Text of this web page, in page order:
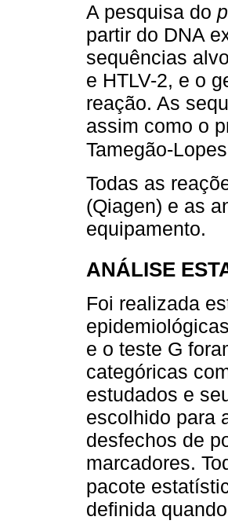
A pesquisa do
partir do DNA
sequências
e HTLV-2, e o
reação. As
assim como o
Tamegão-
Todas as
(Qiagen) e as
equipamento.
ANÁLISE
Foi realizada
e o teste G
categóricas
estudados e
escolhido para
desfechos de
marcadores.
pacote
definida